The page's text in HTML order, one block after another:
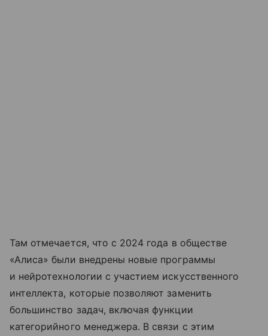
Там отмечается, что с 2024 года в обществе
«Алиса» были внедрены новые программы
и нейротехнологии с участием искусственного
интеллекта, которые позволяют заменить
большинство задач, включая функции
категорийного менеджера. В связи с этим